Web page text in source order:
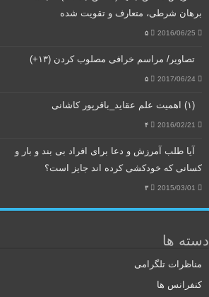
برهان شرطی، متعارف و تقویت شده
2016/06/25 ۵
تصاویر/ مراسم خرافی مصلوب کردن (۱۳+)
2017/06/24 ۵
(۱) اهمیت علم عقاید_باقرپور کاشانی
2016/02/21 ۴
آیا طلب آمرزش و دعا برای افراد بی بند و بار و
کسانی که خودکشی کرده اند جایز است؟
2015/03/01 ۳
دسته ها
مناظرات تلگرامی
کنفرانس ها